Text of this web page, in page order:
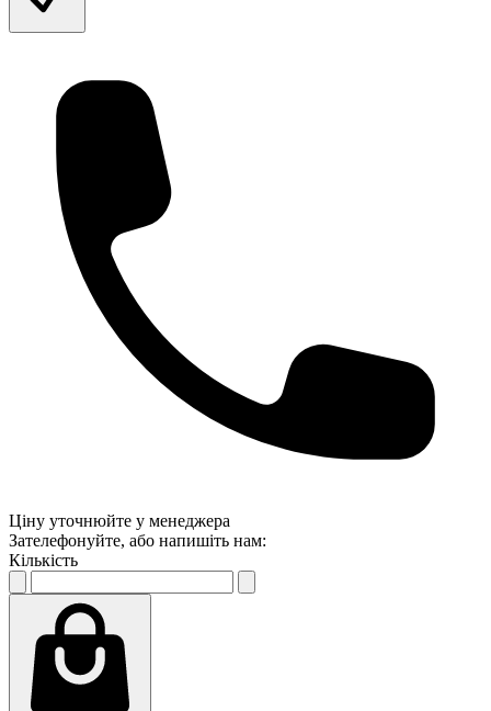
Ціну уточнюйте у менеджера
Зателефонуйте, або напишіть нам:
Кількість